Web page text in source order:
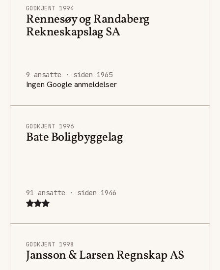
GODKJENT 1994
Rennesøy og Randaberg
Rekneskapslag SA
9 ansatte · siden 1965
Ingen Google anmeldelser
GODKJENT 1996
Bate Boligbyggelag
91 ansatte · siden 1946
GODKJENT 1998
Jansson & Larsen Regnskap AS